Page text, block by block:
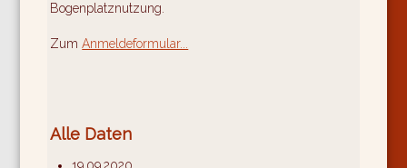
Bogenplatznutzung.
ZumAnmeldeformular...
Alle Daten